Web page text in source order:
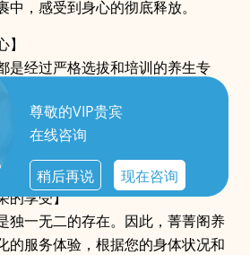
尊敬的VIP贵宾
在线咨询
稍后再说 现在咨询
，感受到身心的彻底释放。
是经过严格选拔和培训的养生专
能为您驱走身体的疲惫，更能为您
从深层组织按摩到热石疗法，从
一次触摸都是对您健康的深切关
的享受】
独一无二的存在。因此，菁菁阁养
的服务体验，根据您的身体状况和